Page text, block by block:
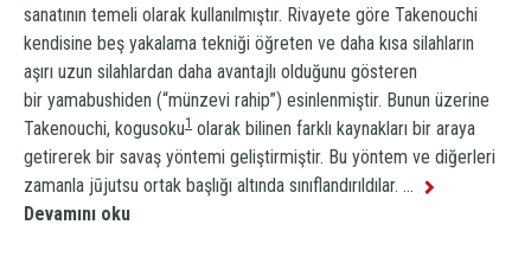
sanatının temeli olarak kullanılmıştır. Rivayete göre Takenouchi
kendisine beş yakalama tekniği öğreten ve daha kısa silahların
aşırı uzun silahlardan daha avantajlı olduğunu gösteren
bir yamabushiden (“münzevi rahip”) esinlenmiştir. Bunun üzerine
Takenouchi, kogusoku1 olarak bilinen farklı kaynakları bir araya
getirerek bir savaş yöntemi geliştirmiştir. Bu yöntem ve diğerleri
zamanla jūjutsu ortak başlığı altında sınıflandırıldılar. ...
Devamını oku